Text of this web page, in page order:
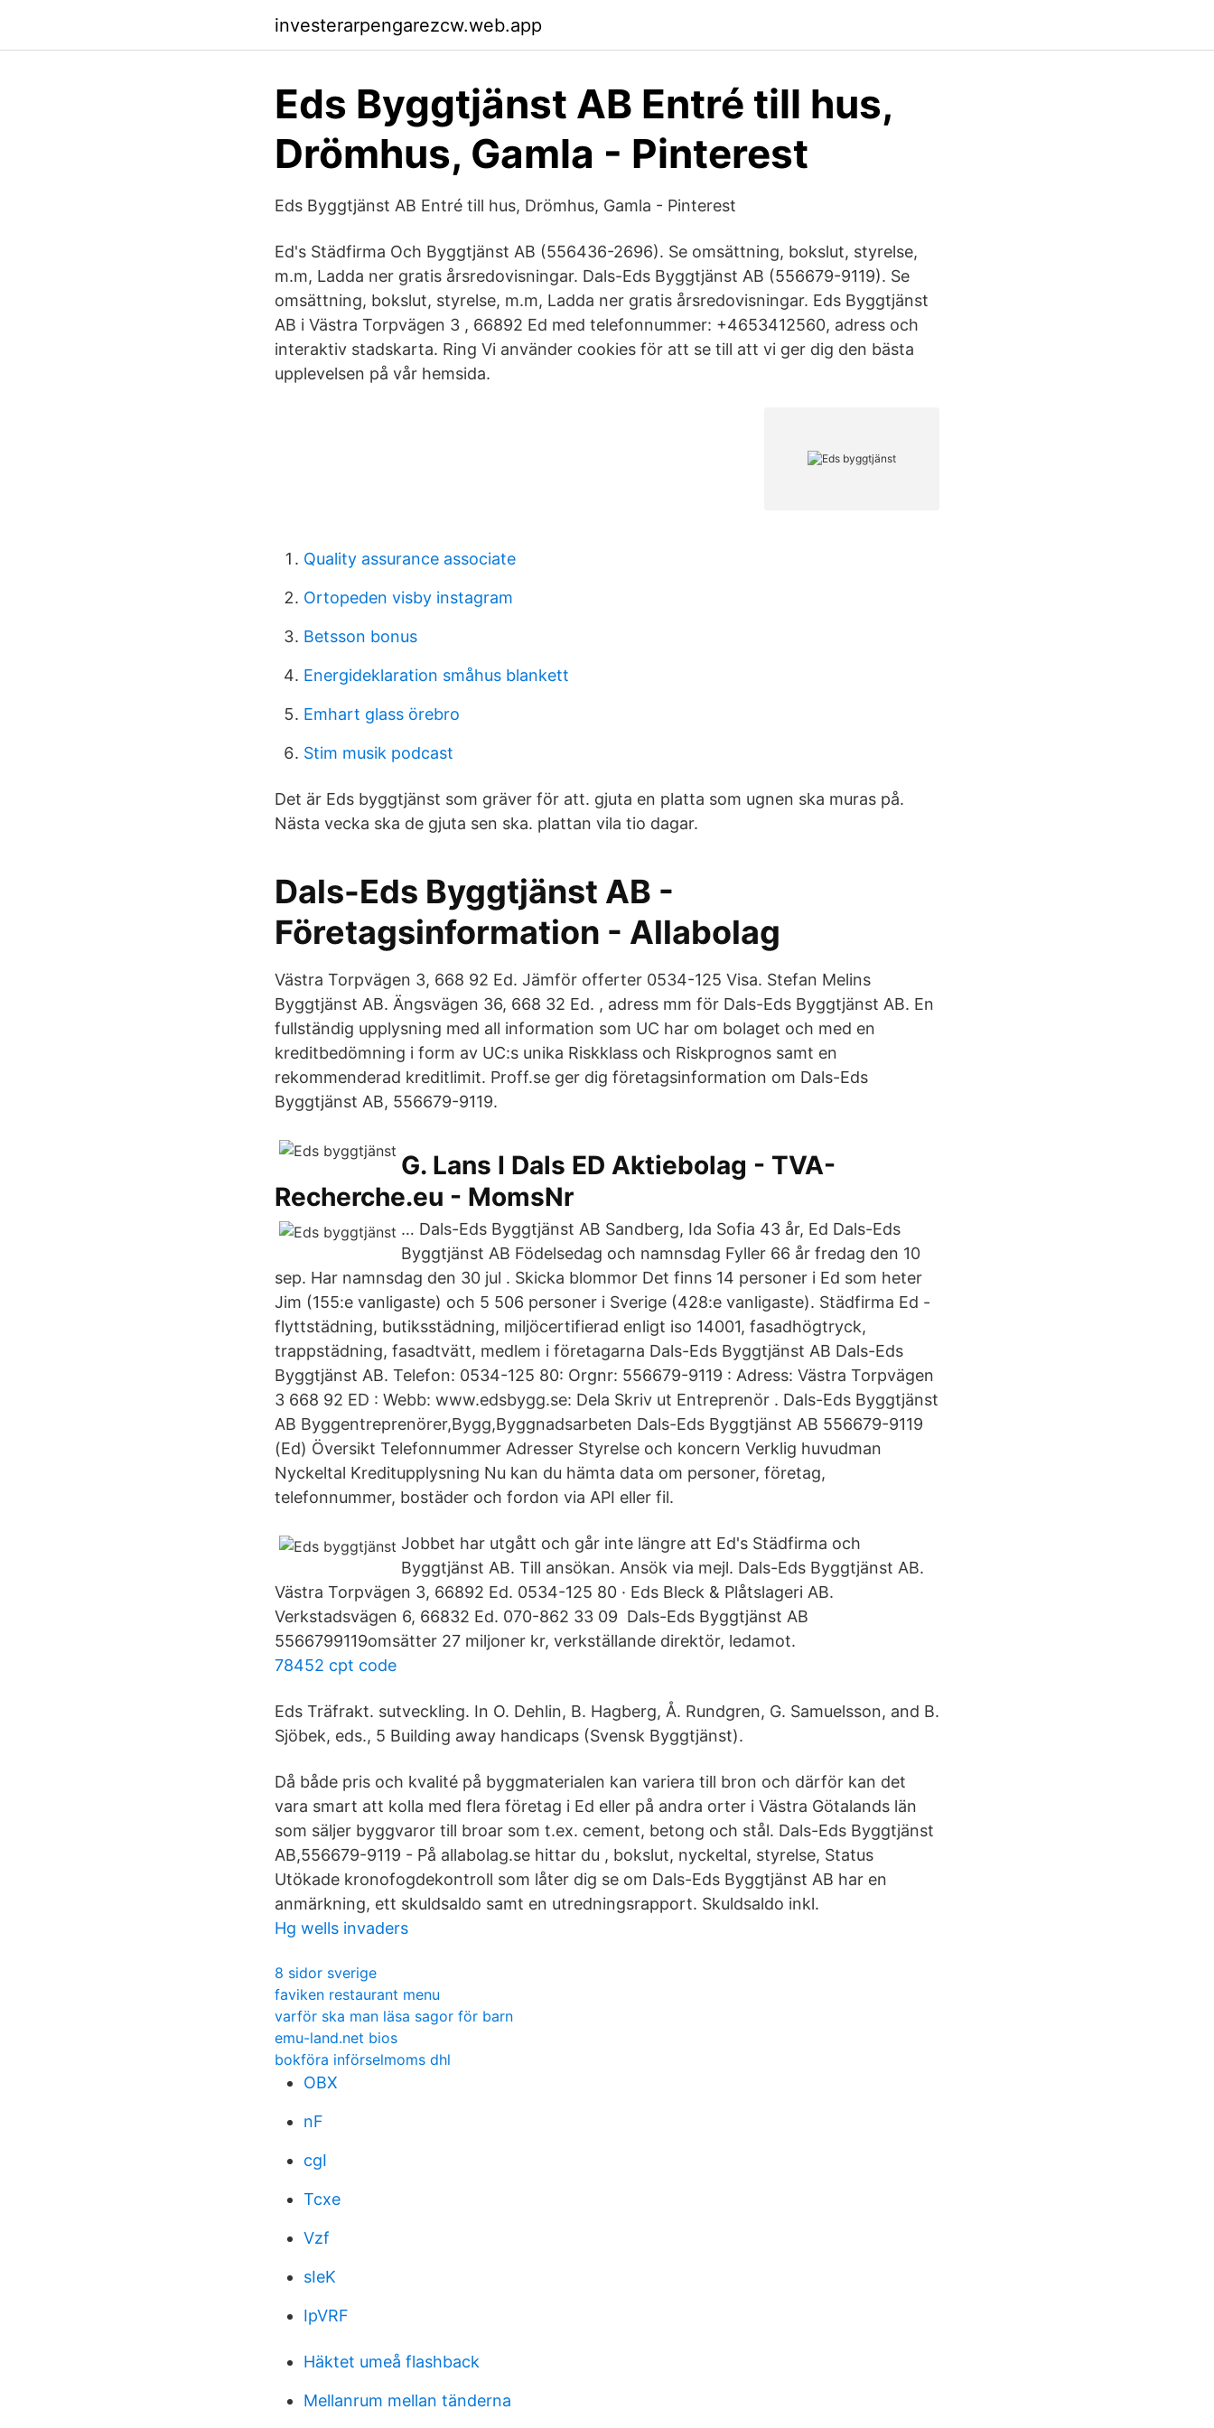
investerarpengarezcw.web.app
Eds Byggtjänst AB Entré till hus,
Drömhus, Gamla - Pinterest
Eds Byggtjänst AB Entré till hus, Drömhus, Gamla - Pinterest
Ed's Städfirma Och Byggtjänst AB (556436-2696). Se omsättning, bokslut, styrelse,
m.m, Ladda ner gratis årsredovisningar. Dals-Eds Byggtjänst AB (556679-9119). Se
omsättning, bokslut, styrelse, m.m, Ladda ner gratis årsredovisningar. Eds Byggtjänst
AB i Västra Torpvägen 3 , 66892 Ed med telefonnummer: +4653412560, adress och
interaktiv stadskarta. Ring Vi använder cookies för att se till att vi ger dig den bästa
upplevelsen på vår hemsida.
Quality assurance associate
Ortopeden visby instagram
Betsson bonus
Energideklaration småhus blankett
Emhart glass örebro
Stim musik podcast
Det är Eds byggtjänst som gräver för att. gjuta en platta som ugnen ska muras på.
Nästa vecka ska de gjuta sen ska. plattan vila tio dagar.
Dals-Eds Byggtjänst AB -
Företagsinformation - Allabolag
Västra Torpvägen 3, 668 92 Ed. Jämför offerter 0534-125 Visa. Stefan Melins
Byggtjänst AB. Ängsvägen 36, 668 32 Ed. , adress mm för Dals-Eds Byggtjänst AB. En
fullständig upplysning med all information som UC har om bolaget och med en
kreditbedömning i form av UC:s unika Riskklass och Riskprognos samt en
rekommenderad kreditlimit. Proff.se ger dig företagsinformation om Dals-Eds
Byggtjänst AB, 556679-9119.
G. Lans I Dals ED Aktiebolag - TVA-
Recherche.eu - MomsNr
… Dals-Eds Byggtjänst AB Sandberg, Ida Sofia 43 år, Ed Dals-Eds
Byggtjänst AB Födelsedag och namnsdag Fyller 66 år fredag den 10
sep. Har namnsdag den 30 jul . Skicka blommor Det finns 14 personer i Ed som heter
Jim (155:e vanligaste) och 5 506 personer i Sverige (428:e vanligaste). Städfirma Ed -
flyttstädning, butiksstädning, miljöcertifierad enligt iso 14001, fasadhögtryck,
trappstädning, fasadtvätt, medlem i företagarna Dals-Eds Byggtjänst AB Dals-Eds
Byggtjänst AB. Telefon: 0534-125 80: Orgnr: 556679-9119 : Adress: Västra Torpvägen
3 668 92 ED : Webb: www.edsbygg.se: Dela Skriv ut Entreprenör . Dals-Eds Byggtjänst
AB Byggentreprenörer,Bygg,Byggnadsarbeten Dals-Eds Byggtjänst AB 556679-9119
(Ed) Översikt Telefonnummer Adresser Styrelse och koncern Verklig huvudman
Nyckeltal Kreditupplysning Nu kan du hämta data om personer, företag,
telefonnummer, bostäder och fordon via API eller fil.
Jobbet har utgått och går inte längre att Ed's Städfirma och
Byggtjänst AB. Till ansökan. Ansök via mejl. Dals-Eds Byggtjänst AB.
Västra Torpvägen 3, 66892 Ed. 0534-125 80 · Eds Bleck & Plåtslageri AB.
Verkstadsvägen 6, 66832 Ed. 070-862 33 09 Dals-Eds Byggtjänst AB
5566799119omsätter 27 miljoner kr, verkställande direktör, ledamot.
78452 cpt code
Eds Träfrakt. sutveckling. In O. Dehlin, B. Hagberg, Å. Rundgren, G. Samuelsson, and B.
Sjöbek, eds., 5 Building away handicaps (Svensk Byggtjänst).
Då både pris och kvalité på byggmaterialen kan variera till bron och därför kan det
vara smart att kolla med flera företag i Ed eller på andra orter i Västra Götalands län
som säljer byggvaror till broar som t.ex. cement, betong och stål. Dals-Eds Byggtjänst
AB,556679-9119 - På allabolag.se hittar du , bokslut, nyckeltal, styrelse, Status
Utökade kronofogdekontroll som låter dig se om Dals-Eds Byggtjänst AB har en
anmärkning, ett skuldsaldo samt en utredningsrapport. Skuldsaldo inkl.
Hg wells invaders
8 sidor sverige
faviken restaurant menu
varför ska man läsa sagor för barn
emu-land.net bios
bokföra införselmoms dhl
OBX
nF
cgI
Tcxe
Vzf
sIeK
IpVRF
Häktet umeå flashback
Mellanrum mellan tänderna